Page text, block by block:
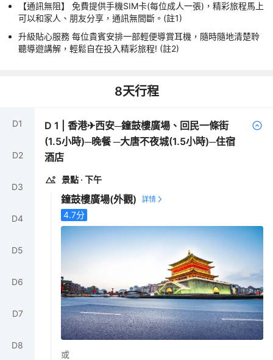
【通訊無阻】 免費提供手機SIM卡(每位成人一張)，精彩旅程馬上
可以和家人、朋友分享，通訊無間斷。(註1)
升級貼心服務 每位貴賓安排一部輕便導賞耳機，隨時隨地清楚聆
聽導遊講解，輕鬆自在投入精彩旅程! (註2)
8天行程
D1
D2
D3
D4
D5
D6
D7
D8
D1 |香港✈西安─鐘鼓樓廣場、回民一條街
(1.5小時)─晚餐 ─大唐不夜城(1.5小時)─住宿
酒店
景點 · 下午
鐘鼓樓廣場(外觀)
4.7分
或